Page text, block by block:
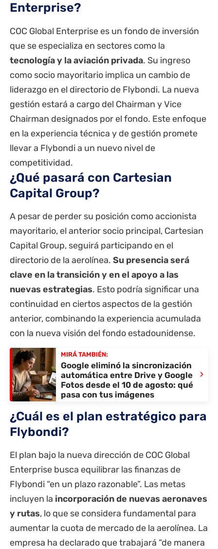
Enterprise?
COC Global Enterprise es un fondo de inversión
que se especializa en sectores como la
tecnología y la aviación privada. Su ingreso
como socio mayoritario implica un cambio de
liderazgo en el directorio de Flybondi. La nueva
gestión estará a cargo del Chairman y Vice
Chairman designados por el fondo. Este enfoque
en la experiencia técnica y de gestión promete
llevar a Flybondi a un nuevo nivel de
competitividad.
¿Qué pasará con Cartesian
Capital Group?
A pesar de perder su posición como accionista
mayoritario, el anterior socio principal, Cartesian
Capital Group, seguirá participando en el
directorio de la aerolínea. Su presencia será
clave en la transición y en el apoyo a las
nuevas estrategias. Esto podría significar una
continuidad en ciertos aspectos de la gestión
anterior, combinando la experiencia acumulada
con la nueva visión del fondo estadounidense.
MIRÁ TAMBIÉN:
Google eliminó la sincronización
automática entre Drive y Google
Fotos desde el 10 de agosto: qué
pasa con tus imágenes
›
¿Cuál es el plan estratégico para
Flybondi?
El plan bajo la nueva dirección de COC Global
Enterprise busca equilibrar las finanzas de
Flybondi “en un plazo razonable”. Las metas
incluyen la incorporación de nuevas aeronaves
y rutas, lo que se considera fundamental para
aumentar la cuota de mercado de la aerolínea. La
empresa ha declarado que trabajará “de manera